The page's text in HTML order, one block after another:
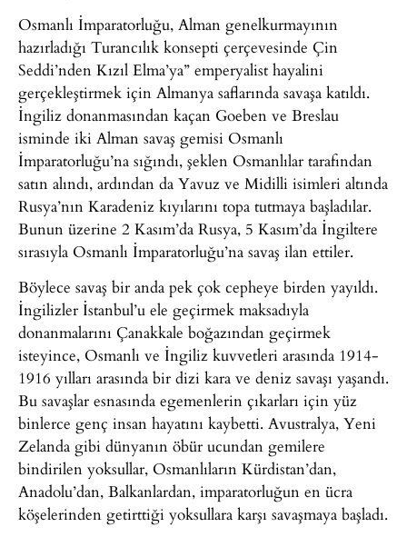
Osmanlı İmparatorluğu, Alman genelkurmayının
hazırladığı Turancılık konsepti çerçevesinde Çin
Seddi’nden Kızıl Elma’ya” emperyalist hayalini
gerçekleştirmek için Almanya saflarında savaşa katıldı.
İngiliz donanmasından kaçan Goeben ve Breslau
isminde iki Alman savaş gemisi Osmanlı
İmparatorluğu’na sığındı, şeklen Osmanlılar tarafından
satın alındı, ardından da Yavuz ve Midilli isimleri altında
Rusya’nın Karadeniz kıyılarını topa tutmaya başladılar.
Bunun üzerine 2 Kasım’da Rusya, 5 Kasım’da İngiltere
sırasıyla Osmanlı İmparatorluğu’na savaş ilan ettiler.
Böylece savaş bir anda pek çok cepheye birden yayıldı.
İngilizler İstanbul’u ele geçirmek maksadıyla
donanmalarını Çanakkale boğazından geçirmek
isteyince, Osmanlı ve İngiliz kuvvetleri arasında 1914-
1916 yılları arasında bir dizi kara ve deniz savaşı yaşandı.
Bu savaşlar esnasında egemenlerin çıkarları için yüz
binlerce genç insan hayatını kaybetti. Avustralya, Yeni
Zelanda gibi dünyanın öbür ucundan gemilere
bindirilen yoksullar, Osmanlıların Kürdistan’dan,
Anadolu’dan, Balkanlardan, imparatorluğun en ücra
köşelerinden getirttiği yoksullara karşı savaşmaya başladı.